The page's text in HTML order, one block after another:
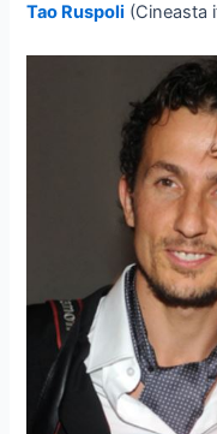
Tao Ruspoli (Cineasta